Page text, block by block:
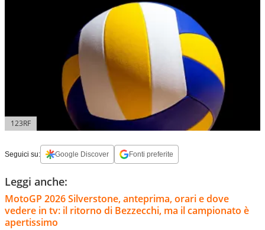
123RF
Seguici su: Google Discover Fonti preferite
Leggi anche:
MotoGP 2026 Silverstone, anteprima, orari e dove
vedere in tv: il ritorno di Bezzecchi, ma il campionato è
apertissimo